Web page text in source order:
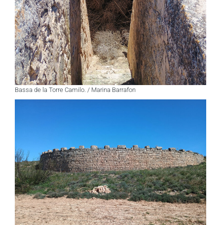
Bassa de la Torre Camilo. / Marina Barrafon